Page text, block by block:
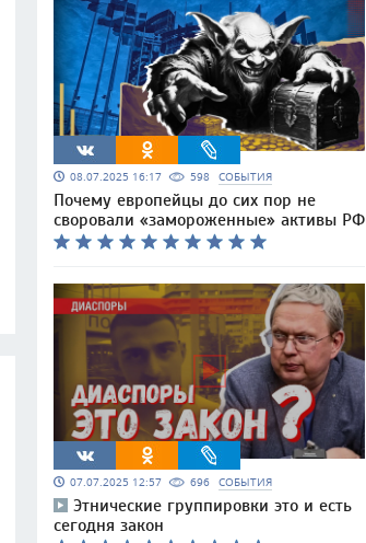
08.07.2025 16:17 598 СОБЫТИЯ
Почему европейцы до сих пор не
своровали «замороженные» активы РФ
07.07.2025 12:57 696 СОБЫТИЯ
Этнические группировки это и есть
сегодня закон